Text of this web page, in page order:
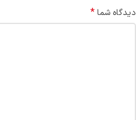
دیدگاه شما*